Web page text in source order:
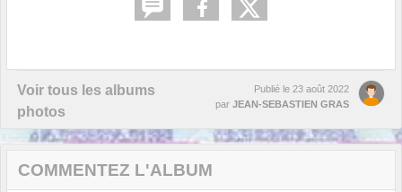
Voir tous les albums
photos
Publié le 23 août 2022
par JEAN-SEBASTIEN GRAS
COMMENTEZ L'ALBUM